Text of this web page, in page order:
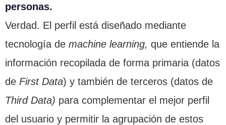
personas.
Verdad. El perfil está diseñado mediante
tecnología de machine learning, que entiende la
información recopilada de forma primaria (datos
de First Data) y también de terceros (datos de
Third Data) para complementar el mejor perfil
del usuario y permitir la agrupación de estos